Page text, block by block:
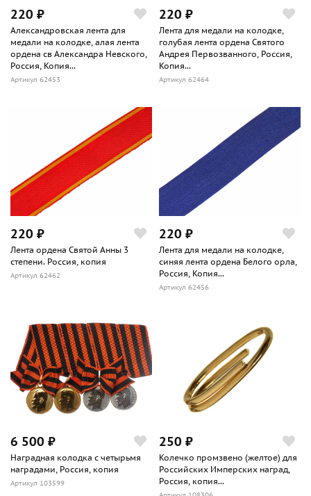
220 ₽
Александровская лента для
медали на колодке, алая лента
ордена св Александра Невского,
Россия, Копия...
Артикул 62453
220 ₽
Лента для медали на колодке,
голубая лента ордена Святого
Андрея Первозванного, Россия,
Копия...
Артикул 62464
220 ₽
Лента ордена Святой Анны 3
степени. Россия, копия
Артикул 62462
220 ₽
Лента для медали на колодке,
синяя лента ордена Белого орла,
Россия, Копия...
Артикул 62456
6 500 ₽
Наградная колодка с четырьмя
наградами, Россия, копия
Артикул 103599
250 ₽
Колечко промзвено (желтое) для
Российских Имперских наград,
Россия, копия...